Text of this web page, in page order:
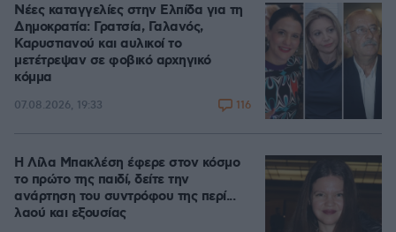
Νέες καταγγελίες στην Ελπίδα για τη
Δημοκρατία: Γρατσία, Γαλανός,
Καρυστιανού και αυλικοί το
μετέτρεψαν σε φοβικό αρχηγικό
κόμμα
07.08.2026, 19:33 116
Η Λίλα Μπακλέση έφερε στον κόσμο
το πρώτο της παιδί, δείτε την
ανάρτηση του συντρόφου της περί...
λαού και εξουσίας